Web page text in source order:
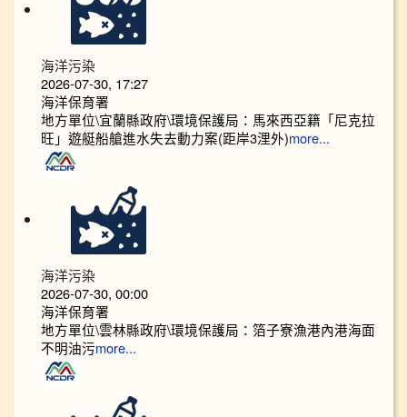
海洋污染
2026-07-30, 17:27
海洋保育署
地方單位\宜蘭縣政府\環境保護局：馬來西亞籍「尼克拉
旺」遊艇船艙進水失去動力案(距岸3浬外)more...
海洋污染
2026-07-30, 00:00
海洋保育署
地方單位\雲林縣政府\環境保護局：箔子寮漁港內港海面
不明油污more...